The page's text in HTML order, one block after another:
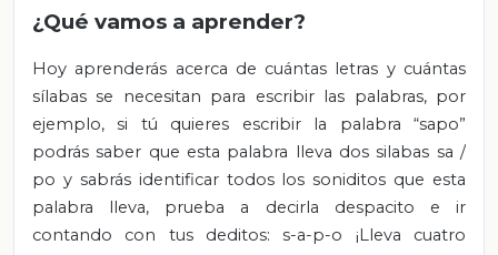
¿Qué vamos a aprender?
Hoy aprenderás acerca de cuántas letras y cuántas
sílabas se necesitan para escribir las palabras, por
ejemplo, si tú quieres escribir la palabra “sapo”
podrás saber que esta palabra lleva dos silabas sa /
po y sabrás identificar todos los soniditos que esta
palabra lleva, prueba a decirla despacito e ir
contando con tus deditos: s-a-p-o ¡Lleva cuatro